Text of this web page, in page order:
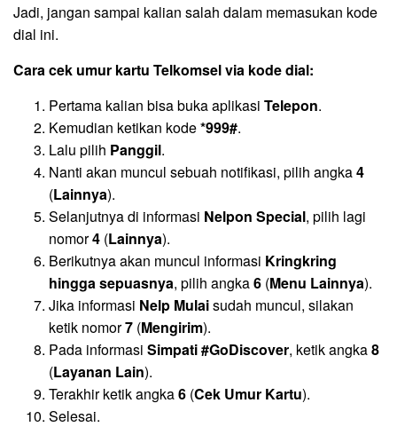
Jadi, jangan sampai kalian salah dalam memasukan kode
dial ini.
Cara cek umur kartu Telkomsel via kode dial:
Pertama kalian bisa buka aplikasi Telepon.
Kemudian ketikan kode*999#.
Lalu pilih Panggil.
Nanti akan muncul sebuah notifikasi, pilih angka4
(Lainnya).
Selanjutnya di informasi Nelpon Special, pilih lagi
nomor4 (Lainnya).
Berikutnya akan muncul informasi Kringkring
hingga sepuasnya, pilih angka6 (Menu Lainnya).
Jika informasi Nelp Mulaisudah muncul, silakan
ketik nomor7 (Mengirim).
Pada informasi Simpati #GoDiscover, ketik angka8
(Layanan Lain).
Terakhir ketik angka6 (Cek Umur Kartu).
Selesai.